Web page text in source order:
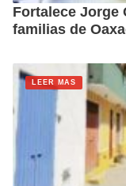
Fortalece Jorge
familias de
LEER MAS